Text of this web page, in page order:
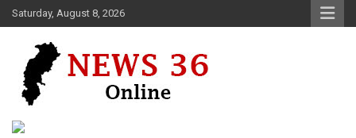
Skip
to
Saturday, August 8, 2026
News 36